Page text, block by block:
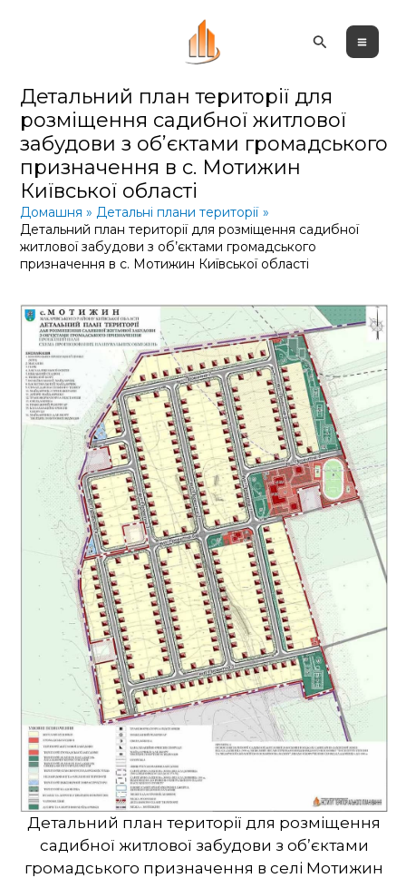
Пошук
Детальний план території для
розміщення садибної житлової
забудови з об’єктами громадського
призначення в с. Мотижин
Київської області
Домашня
Детальні плани території
Детальний план території для розміщення садибної
житлової забудови з об’єктами громадського
призначення в с. Мотижин Київської області
Детальний план території для розміщення
садибної житлової забудови з об’єктами
громадського призначення в селі Мотижин